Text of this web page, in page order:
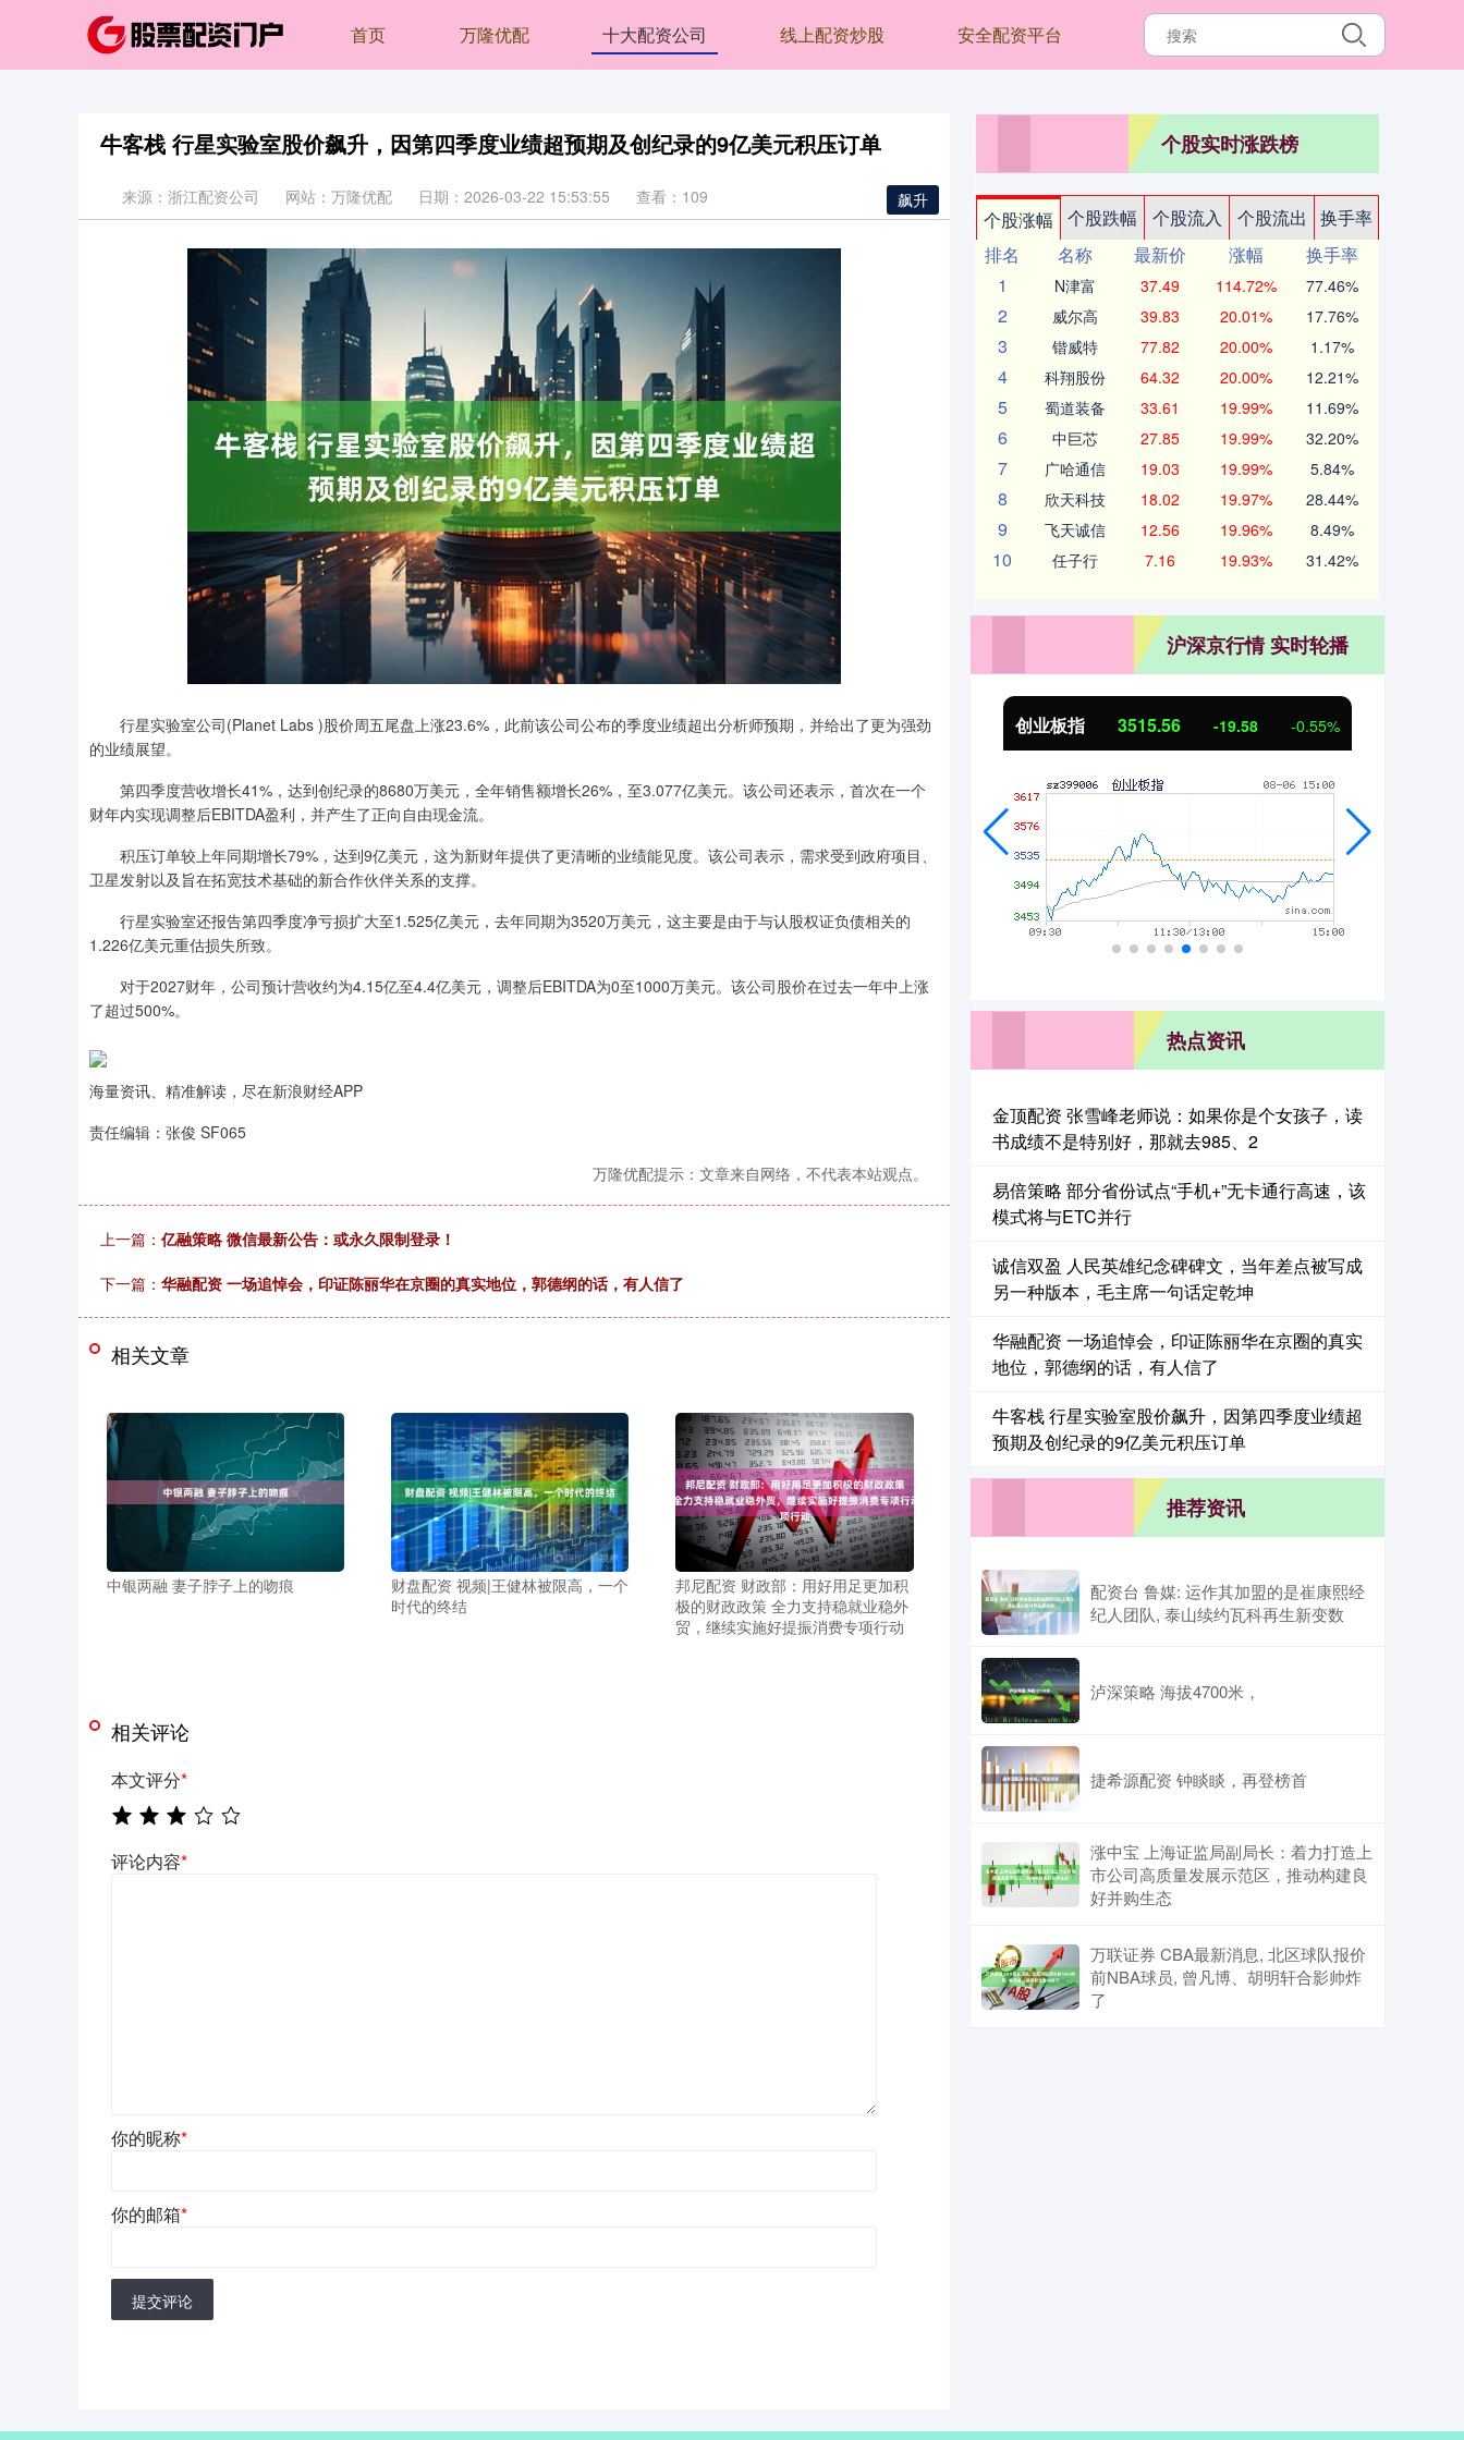
首页 万隆优配 十大配资公司 线上配资炒股 安全配资平台
牛客栈 行星实验室股价飙升，因第四季度业绩超预期及创纪录的9亿美元积压订单
飙升
来源：浙江配资公司 网站：万隆优配 日期：2026-03-22 15:53:55 查看：109
行星实验室公司(Planet Labs )股价周五尾盘上涨23.6%，此前该公司公布的季度业绩超出分析师预期，并给出了更为强劲
的业绩展望。
第四季度营收增长41%，达到创纪录的8680万美元，全年销售额增长26%，至3.077亿美元。该公司还表示，首次在一个
财年内实现调整后EBITDA盈利，并产生了正向自由现金流。
积压订单较上年同期增长79%，达到9亿美元，这为新财年提供了更清晰的业绩能见度。该公司表示，需求受到政府项目、
卫星发射以及旨在拓宽技术基础的新合作伙伴关系的支撑。
行星实验室还报告第四季度净亏损扩大至1.525亿美元，去年同期为3520万美元，这主要是由于与认股权证负债相关的
1.226亿美元重估损失所致。
对于2027财年，公司预计营收约为4.15亿至4.4亿美元，调整后EBITDA为0至1000万美元。该公司股价在过去一年中上涨
了超过500%。
海量资讯、精准解读，尽在新浪财经APP
责任编辑：张俊 SF065
万隆优配提示：文章来自网络，不代表本站观点。
上一篇： 亿融策略 微信最新公告：或永久限制登录！
下一篇： 华融配资 一场追悼会，印证陈丽华在京圈的真实地位，郭德纲的话，有人信了
相关文章
中银两融 妻子脖子上的吻痕
财盘配资 视频|王健林被限高，一个
时代的终结
邦尼配资 财政部：用好用足更加积
极的财政政策 全力支持稳就业稳外
贸，继续实施好提振消费专项行动
相关评论
本文评分*
评论内容*
你的昵称*
你的邮箱*
提交评论
个股实时涨跌榜
个股涨幅 个股跌幅 个股流入 个股流出
换手率
排名
名称 最新价 涨幅
换手率
1
N津富 37.49 114.72% 77.46%
2 威尔高 39.83 20.01% 17.76%
3 锴威特 77.82 20.00% 1.17%
4 科翔股份 64.32 20.00% 12.21%
5 蜀道装备 33.61 19.99% 11.69%
6 中巨芯 27.85 19.99% 32.20%
7 广哈通信 19.03 19.99% 5.84%
8 欣天科技 18.02 19.97% 28.44%
9 飞天诚信 12.56 19.96% 8.49%
10 任子行 7.16 19.93% 31.42%
沪深京行情 实时轮播
沪深300 4651.31 -6.85 -0.15% 北证50 1122.88 3.42 0.30% 创业板指 3515.56 -19.58 -0.55%
热点资讯
金顶配资 张雪峰老师说：如果你是个女孩子，读
书成绩不是特别好，那就去985、2
易倍策略 部分省份试点“手机+”无卡通行高速，该
模式将与ETC并行
诚信双盈 人民英雄纪念碑碑文，当年差点被写成
另一种版本，毛主席一句话定乾坤
华融配资 一场追悼会，印证陈丽华在京圈的真实
地位，郭德纲的话，有人信了
牛客栈 行星实验室股价飙升，因第四季度业绩超
预期及创纪录的9亿美元积压订单
推荐资讯
配资台 鲁媒: 运作其加盟的是崔康熙经
纪人团队, 泰山续约瓦科再生新变数
泸深策略 海拔4700米，
捷希源配资 钟睒睒，再登榜首
涨中宝 上海证监局副局长：着力打造上
市公司高质量发展示范区，推动构建良
好并购生态
万联证券 CBA最新消息, 北区球队报价
前NBA球员, 曾凡博、胡明轩合影帅炸
了